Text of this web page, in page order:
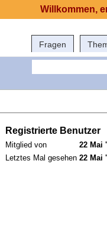
Fragen
Registrierte Benutzer
Mitglied von
22 Mai
Letztes Mal gesehen 22 Mai
Willkommen,